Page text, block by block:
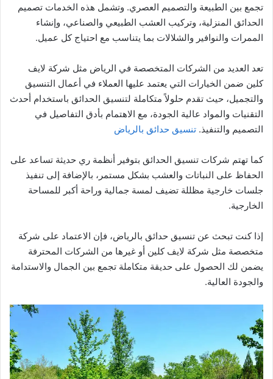
تجمع بين الطبيعة والتصميم العصري. وتشمل هذه الخدمات تصميم
الحدائق المنزلية، وتركيب العشب الطبيعي والصناعي، وإنشاء
الممرات والنوافير والشلالات بما يتناسب مع احتياج كل عميل.
تعد العديد من الشركات المتخصصة في الرياض مثل شركة لايف
كلين ضمن الخيارات التي يعتمد عليها العملاء في أعمال التنسيق
والتجميل، حيث تقدم حلولاً متكاملة لتنسيق الحدائق باستخدام أحدث
التقنيات والمواد عالية الجودة، مع الاهتمام بأدق التفاصيل في
التصميم والتنفيذ. تنسيق حدائق بالرياض
كما تهتم شركات تنسيق الحدائق بتوفير أنظمة ري حديثة تساعد على
الحفاظ على النباتات والعشب بشكل مستمر، بالإضافة إلى تنفيذ
جلسات خارجية مظللة تضيف لمسة جمالية وراحة أكبر للمساحة
الخارجية.
إذا كنت تبحث عن تنسيق حدائق بالرياض، فإن الاعتماد على شركة
متخصصة مثل شركة لايف كلين أو غيرها من الشركات المحترفة
يضمن لك الحصول على حديقة متكاملة تجمع بين الجمال والاستدامة
والجودة العالية.